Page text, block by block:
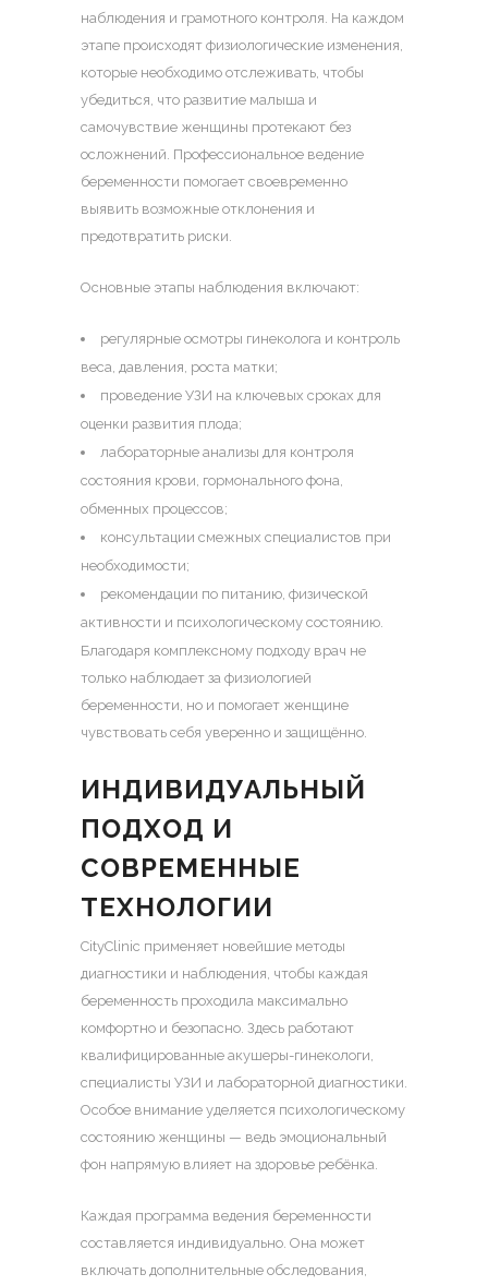
наблюдения и грамотного контроля. На каждом
этапе происходят физиологические изменения,
которые необходимо отслеживать, чтобы
убедиться, что развитие малыша и
самочувствие женщины протекают без
осложнений. Профессиональное ведение
беременности помогает своевременно
выявить возможные отклонения и
предотвратить риски.
Основные этапы наблюдения включают:
регулярные осмотры гинеколога и контроль
веса, давления, роста матки;
проведение УЗИ на ключевых сроках для
оценки развития плода;
лабораторные анализы для контроля
состояния крови, гормонального фона,
обменных процессов;
консультации смежных специалистов при
необходимости;
рекомендации по питанию, физической
активности и психологическому состоянию.
Благодаря комплексному подходу врач не
только наблюдает за физиологией
беременности, но и помогает женщине
чувствовать себя уверенно и защищённо.
ИНДИВИДУАЛЬНЫЙ
ПОДХОД И
СОВРЕМЕННЫЕ
ТЕХНОЛОГИИ
CityClinic применяет новейшие методы
диагностики и наблюдения, чтобы каждая
беременность проходила максимально
комфортно и безопасно. Здесь работают
квалифицированные акушеры-гинекологи,
специалисты УЗИ и лабораторной диагностики.
Особое внимание уделяется психологическому
состоянию женщины — ведь эмоциональный
фон напрямую влияет на здоровье ребёнка.
Каждая программа ведения беременности
составляется индивидуально. Она может
включать дополнительные обследования,